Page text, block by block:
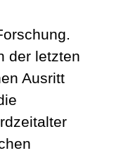
der letzten
Ausritt